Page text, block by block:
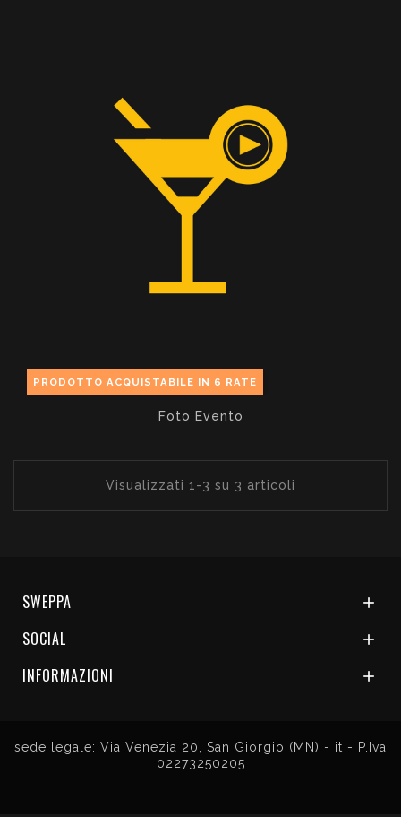
PRODOTTO ACQUISTABILE IN 6 RATE
Foto Evento
Visualizzati 1-3 su 3 articoli
SWEPPA 
SOCIAL 
INFORMAZIONI 
sede legale: Via Venezia 20, San Giorgio (MN) - it - P.Iva
02273250205